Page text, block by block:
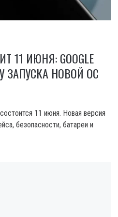
11 ИЮНЯ: GOOGLE
ЗАПУСКА НОВОЙ ОС
11 июня. Новая версия
безопасности, батареи и